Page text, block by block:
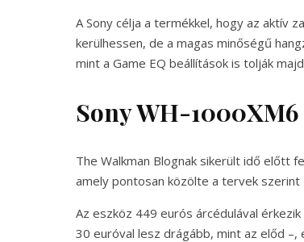
A Sony célja a termékkel, hogy az aktív
kerülhessen, de a magas minőségű
mint a Game EQ beállítások is tolják
Sony WH-
The Walkman Blognak sikerült idő előtt
amely pontosan közölte a tervek
Az eszköz 449 eurós árcédulával
30 euróval lesz drágább, mint az előd